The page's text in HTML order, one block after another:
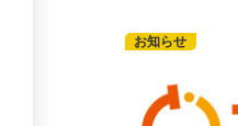
お知らせ